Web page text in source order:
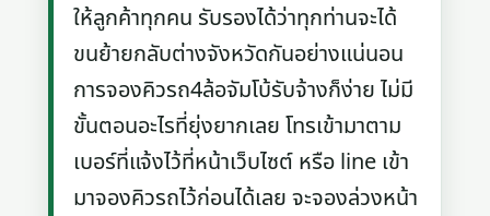
ให้ลูกค้าทุกคน รับรองได้ว่าทุกท่านจะได้
ขนย้ายกลับต่างจังหวัดกันอย่างแน่นอน
การจองคิวรถ4ล้อจัมโบ้รับจ้างก็ง่าย ไม่มี
ขั้นตอนอะไรที่ยุ่งยากเลย โทรเข้ามาตาม
เบอร์ที่แจ้งไว้ที่หน้าเว็บไซต์ หรือ line เข้า
มาจองคิวรถไว้ก่อนได้เลย จะจองล่วงหน้า